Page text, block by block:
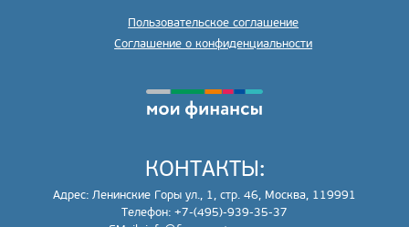
Пользовательское соглашение
Соглашение о конфиденциальности
КОНТАКТЫ:
Адрес: Ленинские Горы ул., 1, стр. 46, Москва, 119991
Телефон: +7-(495)-939-35-37